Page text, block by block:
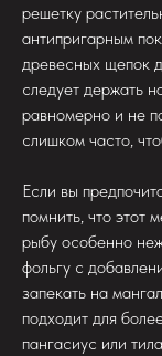
решетку
антипригарным
древесных щепок
следует держать
равномерно и не
слишком часто,
Если вы
помнить, что этот
рыбу особенно
фольгу с
запекать на
подходит для
пангасиус или